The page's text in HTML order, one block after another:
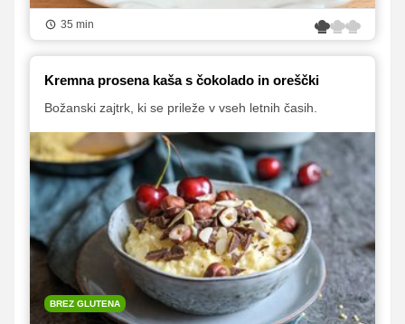
35 min
Kremna prosena kaša s čokolado in oreščki
Božanski zajtrk, ki se prileže v vseh letnih časih.
BREZ GLUTENA